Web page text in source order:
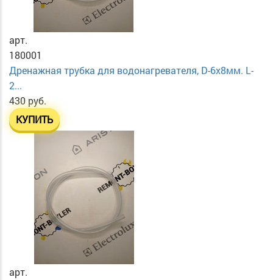
арт.
180001
Дренажная трубка для водонагревателя, D-6х8мм. L-
2...
430 руб.
КУПИТЬ
арт.